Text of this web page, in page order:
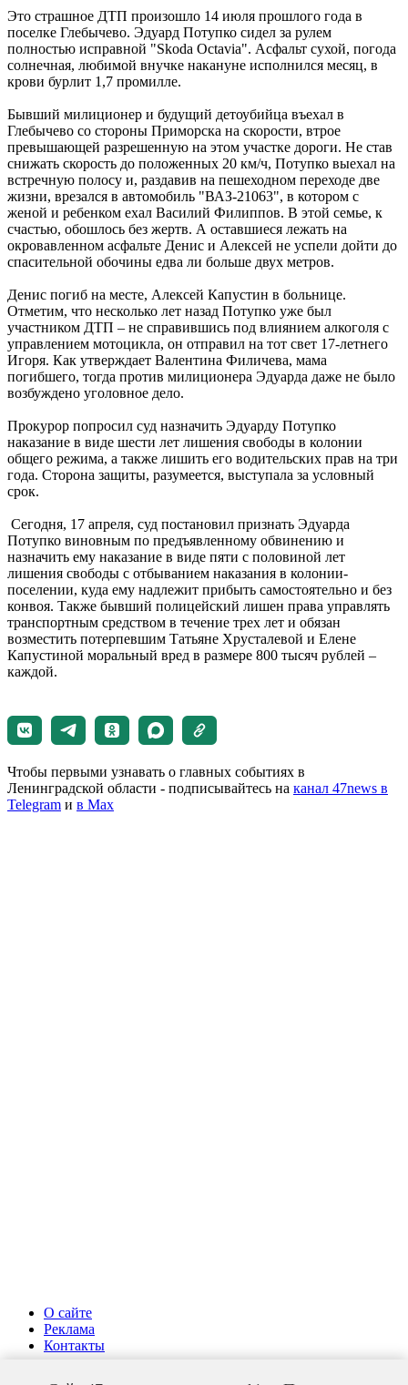
Это страшное ДТП произошло 14 июля прошлого года в
поселке Глебычево. Эдуард Потупко сидел за рулем
полностью исправной "Skoda Octavia". Асфальт сухой, погода
солнечная, любимой внучке накануне исполнился месяц, в
крови бурлит 1,7 промилле.
Бывший милиционер и будущий детоубийца въехал в
Глебычево со стороны Приморска на скорости, втрое
превышающей разрешенную на этом участке дороги. Не став
снижать скорость до положенных 20 км/ч, Потупко выехал на
встречную полосу и, раздавив на пешеходном переходе две
жизни, врезался в автомобиль "ВАЗ-21063", в котором с
женой и ребенком ехал Василий Филиппов. В этой семье, к
счастью, обошлось без жертв. А оставшиеся лежать на
окровавленном асфальте Денис и Алексей не успели дойти до
спасительной обочины едва ли больше двух метров.
Денис погиб на месте, Алексей Капустин в больнице.
Отметим, что несколько лет назад Потупко уже был
участником ДТП – не справившись под влиянием алкоголя с
управлением мотоцикла, он отправил на тот свет 17-летнего
Игоря. Как утверждает Валентина Филичева, мама
погибшего, тогда против милиционера Эдуарда даже не было
возбуждено уголовное дело.
Прокурор попросил суд назначить Эдуарду Потупко
наказание в виде шести лет лишения свободы в колонии
общего режима, а также лишить его водительских прав на три
года. Сторона защиты, разумеется, выступала за условный
срок.
Сегодня, 17 апреля, суд постановил признать Эдуарда
Потупко виновным по предъявленному обвинению и
назначить ему наказание в виде пяти с половиной лет
лишения свободы с отбыванием наказания в колонии-
поселении, куда ему надлежит прибыть самостоятельно и без
конвоя. Также бывший полицейский лишен права управлять
транспортным средством в течение трех лет и обязан
возместить потерпевшим Татьяне Хрусталевой и Елене
Капустиной моральный вред в размере 800 тысяч рублей –
каждой.
Чтобы первыми узнавать о главных событиях в
Ленинградской области - подписывайтесь на канал 47news в
Telegram и в Maх
О сайте
Реклама
Контакты